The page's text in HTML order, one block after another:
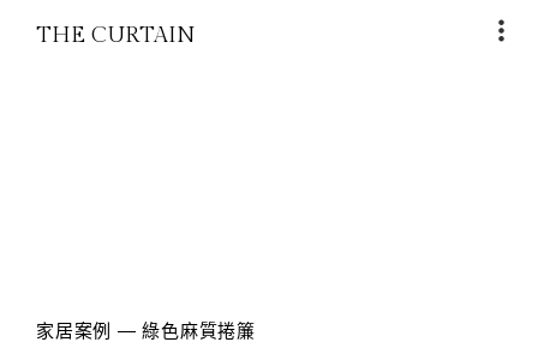
THE CURTAIN
家居案例 — 綠色麻質捲簾